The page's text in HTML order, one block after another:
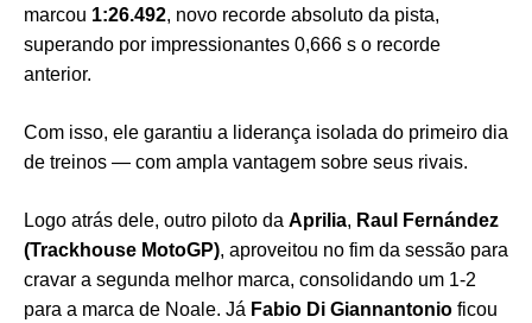
marcou 1:26.492, novo recorde absoluto da pista,
superando por impressionantes 0,666 s o recorde
anterior.
Com isso, ele garantiu a liderança isolada do primeiro dia
de treinos — com ampla vantagem sobre seus rivais.
Logo atrás dele, outro piloto da Aprilia, Raul Fernández
(Trackhouse MotoGP), aproveitou no fim da sessão para
cravar a segunda melhor marca, consolidando um 1-2
para a marca de Noale. Já Fabio Di Giannantonio ficou